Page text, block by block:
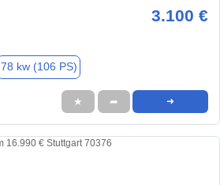
3.100 €
78 kw (106 PS)
★ ➦ ➜